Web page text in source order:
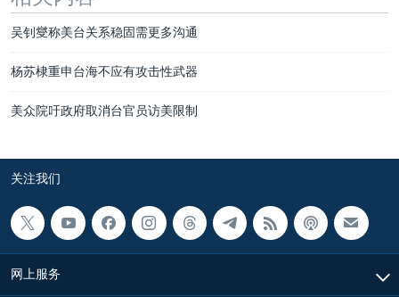
吴钊燮称美台关系稳固需更多沟通
杨苏棣重申台海不应有攻击性武器
美众院吁政府取消台官员访美限制
关注我们
网上服务